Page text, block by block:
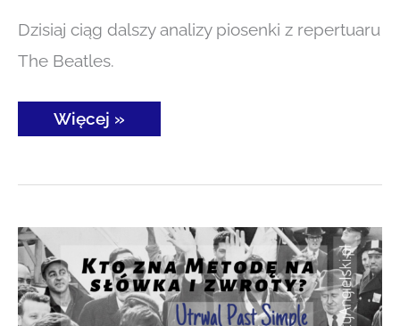
Dzisiaj ciąg dalszy analizy piosenki z repertuaru
The Beatles.
Więcej »
nauka
słówek
i zwrotów
angielskich
utrwal